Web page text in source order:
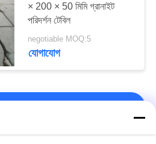
× 200 × 50 মিমি গ্রানাইট
পরিদর্শন টেবিল
negotiable MOQ:5
যোগাযোগ